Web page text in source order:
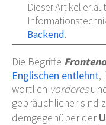
Dieser Artikel
Backend.
Die Begriffe Frontend
Englischen entlehnt,
wörtlich vorderes
gebräuchlicher sind
demgegenüber der